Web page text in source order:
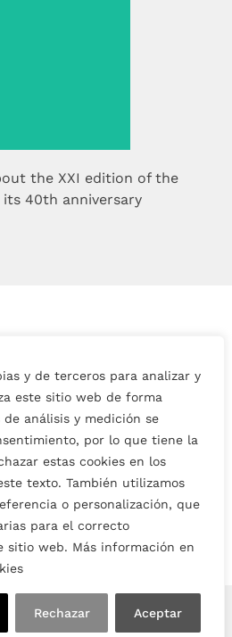
y de terceros para analizar y
este sitio web de forma
de análisis y medición se
por lo que tiene la
estas cookies en los
texto. También utilizamos
o personalización, que
para el correcto
sitio web. Más información en
Rechazar Aceptar
the XXI edition of the
its 40th anniversary
English